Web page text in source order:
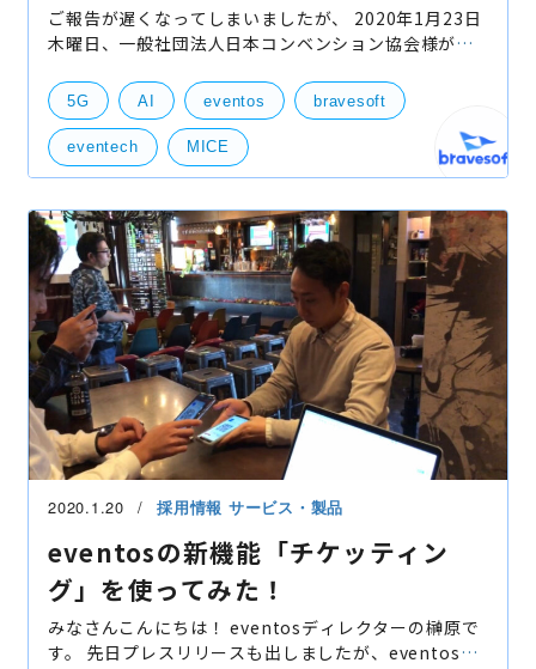
ご報告が遅くなってしまいましたが、 2020年1月23日
木曜日、一般社団法人日本コンベンション協会様が主
速に変化するイベントテクノロジー〜」におきまし
て、 弊社
5G AI eventos bravesoft
eventech MICE
自社事業（BtoB・BtoC） 社外イベント
2020.1.20 採用情報 サービス・製品
eventosの新機能「チケッティン
グ」を使ってみた！
みなさんこんにちは！ eventosディレクターの榊原で
す。 先日プレスリリースも出しましたが、eventosに